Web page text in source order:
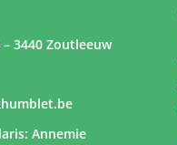
3440 Zoutleeuw
Annemie